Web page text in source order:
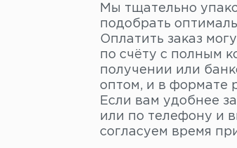
Мы тщательно
подобрать
Оплатить заказ
по счёту с полным
получении или
оптом, и в формате
Если вам удобнее
или по телефону и
согласуем время